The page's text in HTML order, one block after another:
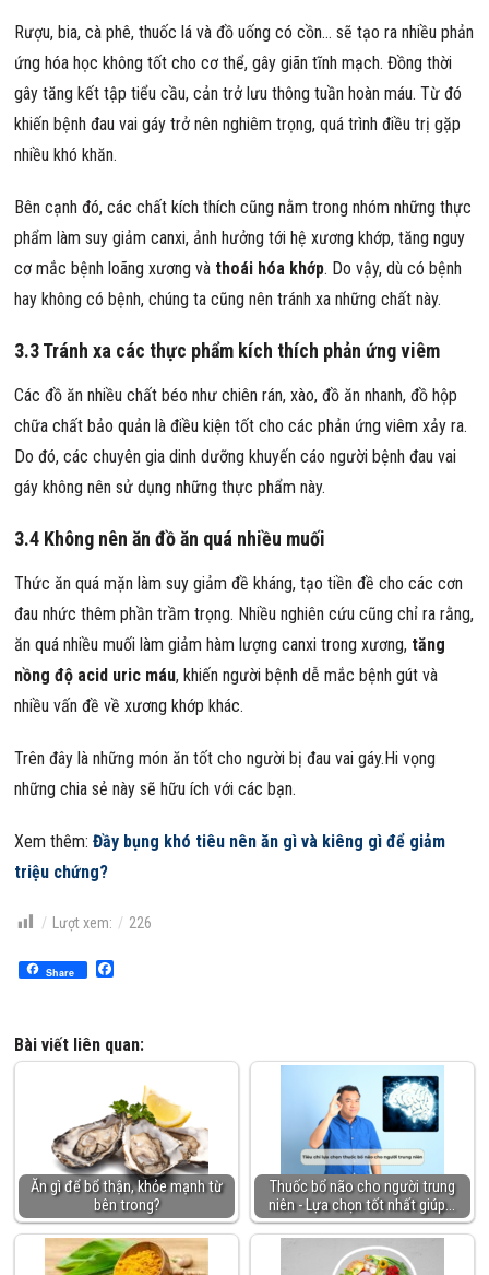
Rượu, bia, cà phê, thuốc lá và đồ uống có cồn… sẽ tạo ra nhiều phản
ứng hóa học không tốt cho cơ thể, gây giãn tĩnh mạch. Đồng thời
gây tăng kết tập tiểu cầu, cản trở lưu thông tuần hoàn máu. Từ đó
khiến bệnh đau vai gáy trở nên nghiêm trọng, quá trình điều trị gặp
nhiều khó khăn.
Bên cạnh đó, các chất kích thích cũng nằm trong nhóm những thực
phẩm làm suy giảm canxi, ảnh hưởng tới hệ xương khớp, tăng nguy
cơ mắc bệnh loãng xương và thoái hóa khớp. Do vậy, dù có bệnh
hay không có bệnh, chúng ta cũng nên tránh xa những chất này.
3.3 Tránh xa các thực phẩm kích thích phản ứng viêm
Các đồ ăn nhiều chất béo như chiên rán, xào, đồ ăn nhanh, đồ hộp
chữa chất bảo quản là điều kiện tốt cho các phản ứng viêm xảy ra.
Do đó, các chuyên gia dinh dưỡng khuyến cáo người bệnh đau vai
gáy không nên sử dụng những thực phẩm này.
3.4 Không nên ăn đồ ăn quá nhiều muối
Thức ăn quá mặn làm suy giảm đề kháng, tạo tiền đề cho các cơn
đau nhức thêm phần trầm trọng. Nhiều nghiên cứu cũng chỉ ra rằng,
ăn quá nhiều muối làm giảm hàm lượng canxi trong xương, tăng
nồng độ acid uric máu, khiến người bệnh dễ mắc bệnh gút và
nhiều vấn đề về xương khớp khác.
Trên đây là những món ăn tốt cho người bị đau vai gáy.Hi vọng
những chia sẻ này sẽ hữu ích với các bạn.
Xem thêm:Đầy bụng khó tiêu nên ăn gì và kiêng gì để giảm
triệu chứng?
Lượt xem: 226
Share
Bài viết liên quan:
Ăn gì để bổ thận, khỏe mạnh từ
bên trong?
Thuốc bổ não cho người trung
niên - Lựa chọn tốt nhất giúp…